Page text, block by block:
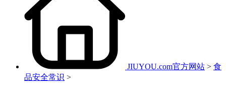
JIUYOU.com官方网站 > 食
品安全常识 >